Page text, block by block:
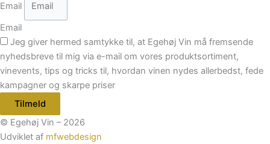
Email
Email
Jeg giver hermed samtykke til, at Egehøj Vin må fremsende
nyhedsbreve til mig via e-mail om vores produktsortiment,
vinevents, tips og tricks til, hvordan vinen nydes allerbedst, fede
kampagner og skarpe priser
Tilmeld
© Egehøj Vin – 2026
Udviklet af mfwebdesign